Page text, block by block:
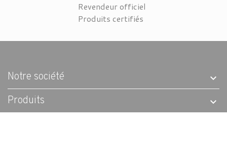
Revendeur officiel
Produits certifiés
Notre société
Produits